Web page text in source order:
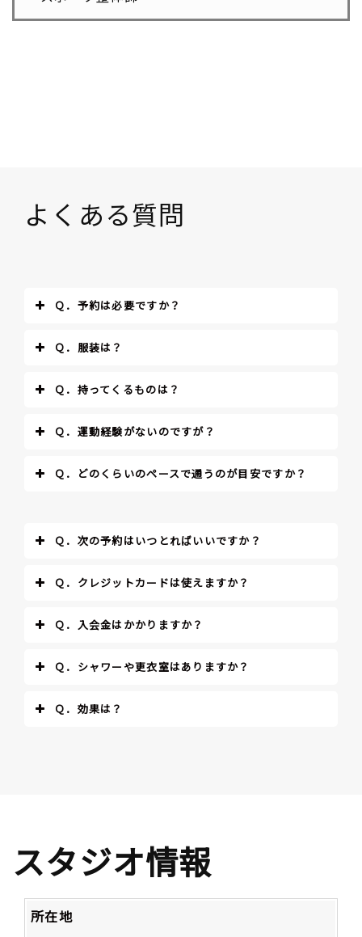
よくある質問
Ｑ．予約は必要ですか？
Ｑ．服装は？
Ｑ．持ってくるものは？
Ｑ．運動経験がないのですが？
Ｑ．どのくらいのペースで通うのが目安ですか？
Ｑ．次の予約はいつとればいいですか？
Ｑ．クレジットカードは使えますか？
Ｑ．入会金はかかりますか？
Ｑ．シャワーや更衣室はありますか？
Ｑ．効果は？
スタジオ情報
所在地